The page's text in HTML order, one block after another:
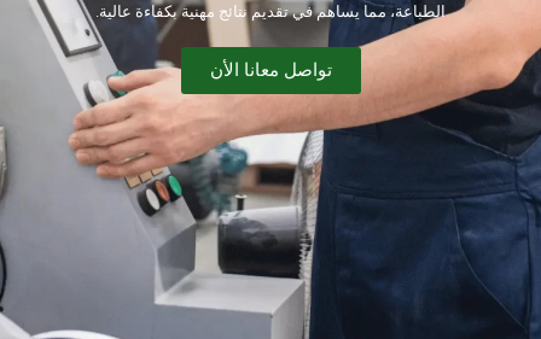
الطباعة، مما يساهم في تقديم نتائج مهنية بكفاءة عالية.
تواصل معانا الأن